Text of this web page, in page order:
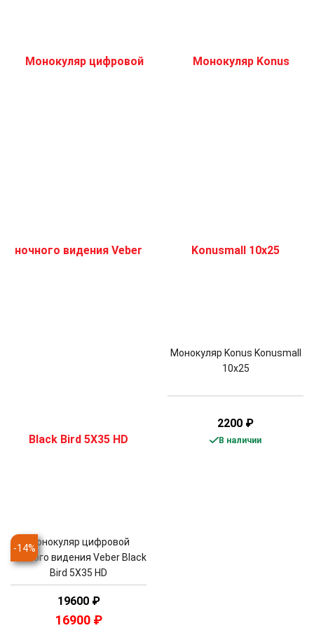
-14%
Монокуляр цифровой
ночного видения Veber Black
Bird 5Х35 HD
19600 ₽
16900 ₽
Монокуляр Konus Konusmall
10x25
2200 ₽
В наличии